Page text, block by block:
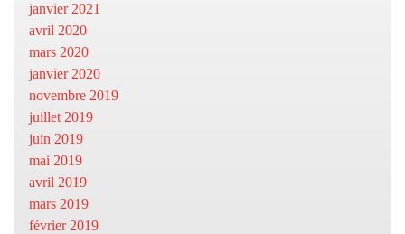
janvier 2021
avril 2020
mars 2020
janvier 2020
novembre 2019
juillet 2019
juin 2019
mai 2019
avril 2019
mars 2019
février 2019